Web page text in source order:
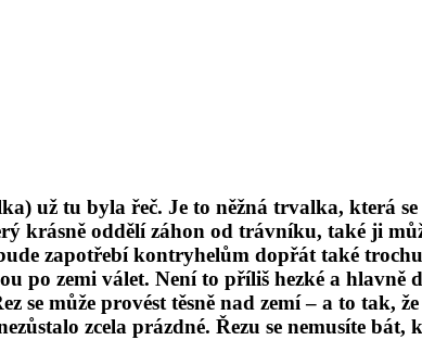
už tu byla řeč. Je to něžná trvalka, která
krásně oddělí záhon od trávníku, také ji
zapotřebí kontryhelům dopřát také
po zemi válet. Není to příliš hezké a
se může provést těsně nad zemí – a to tak,
zcela prázdné. Řezu se nemusíte